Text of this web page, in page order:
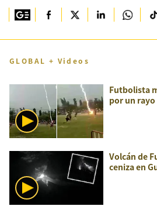
GLOBAL + Videos
Futbolista
por un
Volcán de
ceniza en